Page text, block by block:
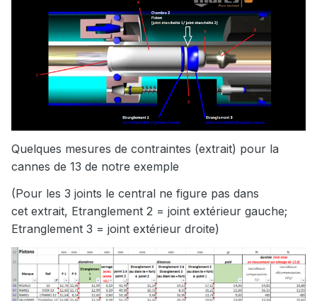
Quelques mesures de contraintes (extrait) pour la
cannes de 13 de notre exemple
(Pour les 3 joints le central ne figure pas dans
cet extrait, Etranglement 2 = joint extérieur gauche;
Etranglement 3 = joint extérieur droite)